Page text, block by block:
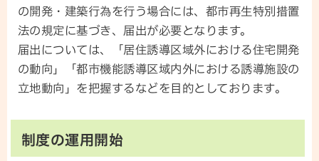
の開発・建築行為を行う場合には、都市再生特別措置
法の規定に基づき、届出が必要となります。
届出については、「居住誘導区域外における住宅開発
の動向」「都市機能誘導区域内外における誘導施設の
立地動向」を把握するなどを目的としております。
制度の運用開始